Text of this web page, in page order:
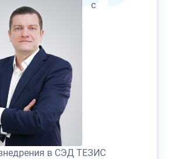
с
в СЭД ТЕЗИС